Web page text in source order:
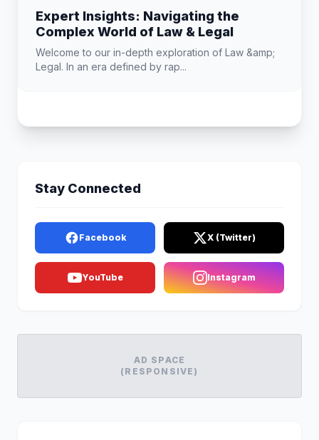
Expert Insights: Navigating the
Complex World of Law & Legal
Welcome to our in-depth exploration of Law &amp;
Legal. In an era defined by rap...
Stay Connected
Facebook X (Twitter)
YouTube Instagram
AD SPACE
(RESPONSIVE)